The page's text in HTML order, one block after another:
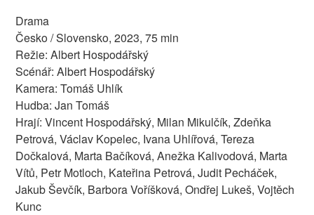
Drama
Česko / Slovensko, 2023, 75 min
Režie: Albert Hospodářský
Scénář: Albert Hospodářský
Kamera: Tomáš Uhlík
Hudba: Jan Tomáš
Hrají: Vincent Hospodářský, Milan Mikulčík, Zdeňka
Petrová, Václav Kopelec, Ivana Uhlířová, Tereza
Dočkalová, Marta Bačíková, Anežka Kalivodová, Marta
Vítů, Petr Motloch, Kateřina Petrová, Judit Pecháček,
Jakub Ševčík, Barbora Voříšková, Ondřej Lukeš, Vojtěch
Kunc